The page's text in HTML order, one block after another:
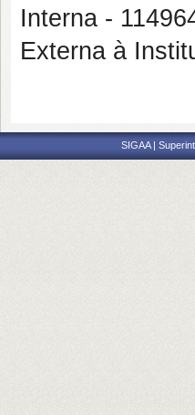
Interna -
Externa à
SIGAA |